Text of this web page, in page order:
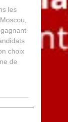
les
choix
de